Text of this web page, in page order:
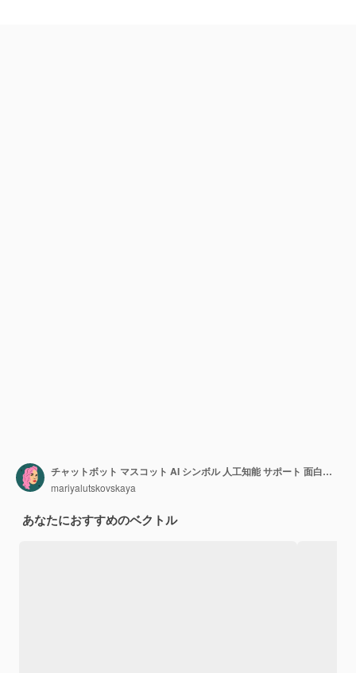
チャットボット マスコット AI シンボル 人工知能 サポート 面白いキャラクター 顔 ロボット技術 メカニカル アンドロイド モダン&ヴィンテージ ベクトル カートゥーン フラット アイソレート イラスト
mariyalutskovskaya
あなたにおすすめのベクトル